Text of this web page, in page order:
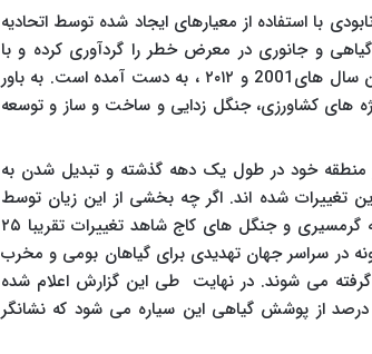
با استفاده از معیارهای ایجاد شده توسط اتحادیه
و جانوری در معرض خطر را گردآوری کرده و با
بررسی تصاویر ماهواره ای برای تعیین تغییرات پوشش زمین بین سال های2001 و ۲۰۱۲ ، به دست آمده است. به باور
های کشاورزی، جنگل زدایی و ساخت و ساز و توسعه
منطقه خود در طول یک دهه گذشته و تبدیل شدن به
شده اند. اگر چه بخشی از این زیان توسط
رشد حرا در مناطق دیگر جبران شد. جنگل های گرمسیری و نیمه گرمسیری و جنگل های کاج شاهد تغییرات تقریبا ۲۵
و گونه های گیاهی مهاجم نیز، با حدود 5هزار گونه در سراسر جهان تهدیدی برای گیاهان بومی و مخرب
می شوند. در نهایت طی این گزارش اعلام شده
است که تغییرات آب و هوایی باعث از بین رفتن بیش از ۱۰ درصد از پوشش گیاهی این سیاره می شود که نشانگر